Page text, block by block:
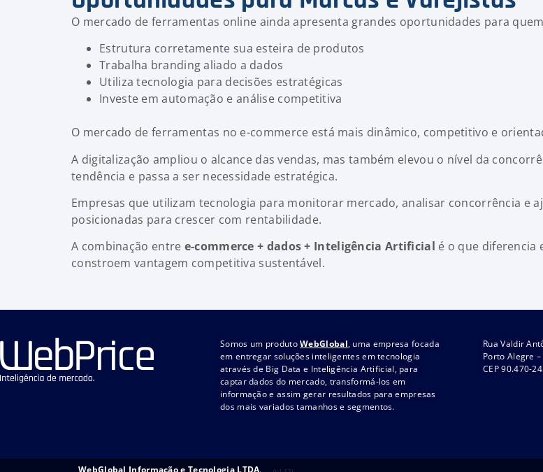
O mercado de ferramentas online ainda apresenta grandes oportunidades para
Estrutura corretamente sua esteira de produtos
Trabalha branding aliado a dados
Utiliza tecnologia para decisões estratégicas
Investe em automação e análise competitiva
O mercado de ferramentas no e-commerce está mais dinâmico, competitivo e
A digitalização ampliou o alcance das vendas, mas também elevou o nível da
tendência e passa a ser necessidade estratégica.
Empresas que utilizam tecnologia para monitorar mercado, analisar concorrência e
posicionadas para crescer com rentabilidade.
A combinação entre e-commerce + dados + Inteligência Artificial é o que diferencia
constroem vantagem competitiva sustentável.
Somos um produtoWebGlobal, uma empresa focada
em entregar soluções inteligentes em tecnologia
através de Big Data e Inteligência Artificial, para
captar dados do mercado, transformá-los em
informação e assim gerar resultados para empresas
dos mais variados tamanhos e segmentos.
Rua Valdir
Porto Alegre –
CEP 90.470-